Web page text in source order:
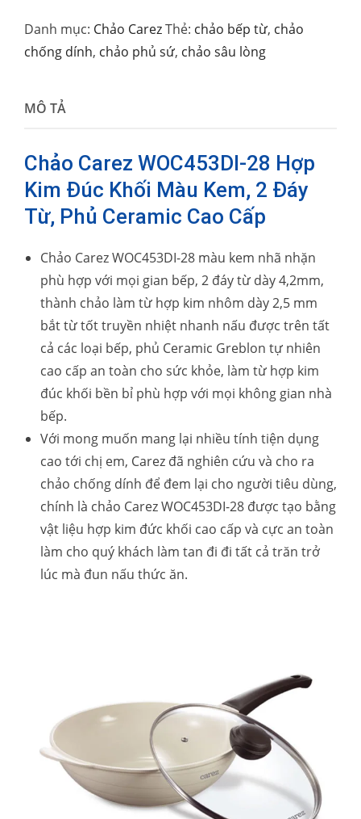
Danh mục: Chảo CarezThẻ: chảo bếp từ, chảo
chống dính, chảo phủ sứ, chảo sâu lòng
MÔ TẢ
Chảo Carez WOC453DI-28 Hợp
Kim Đúc Khối Màu Kem, 2 Đáy
Từ, Phủ Ceramic Cao Cấp
Chảo Carez WOC453DI-28 màu kem nhã nhặn
phù hợp với mọi gian bếp, 2 đáy từ dày 4,2mm,
thành chảo làm từ hợp kim nhôm dày 2,5 mm
bắt từ tốt truyền nhiệt nhanh nấu được trên tất
cả các loại bếp, phủ Ceramic Greblon tự nhiên
cao cấp an toàn cho sức khỏe, làm từ hợp kim
đúc khối bền bỉ phù hợp với mọi không gian nhà
bếp.
Với mong muốn mang lại nhiều tính tiện dụng
cao tới chị em, Carez đã nghiên cứu và cho ra
chảo chống dính để đem lại cho người tiêu dùng,
chính là chảo Carez WOC453DI-28 được tạo bằng
vật liệu hợp kim đức khối cao cấp và cực an toàn
làm cho quý khách làm tan đi đi tất cả trăn trở
lúc mà đun nấu thức ăn.